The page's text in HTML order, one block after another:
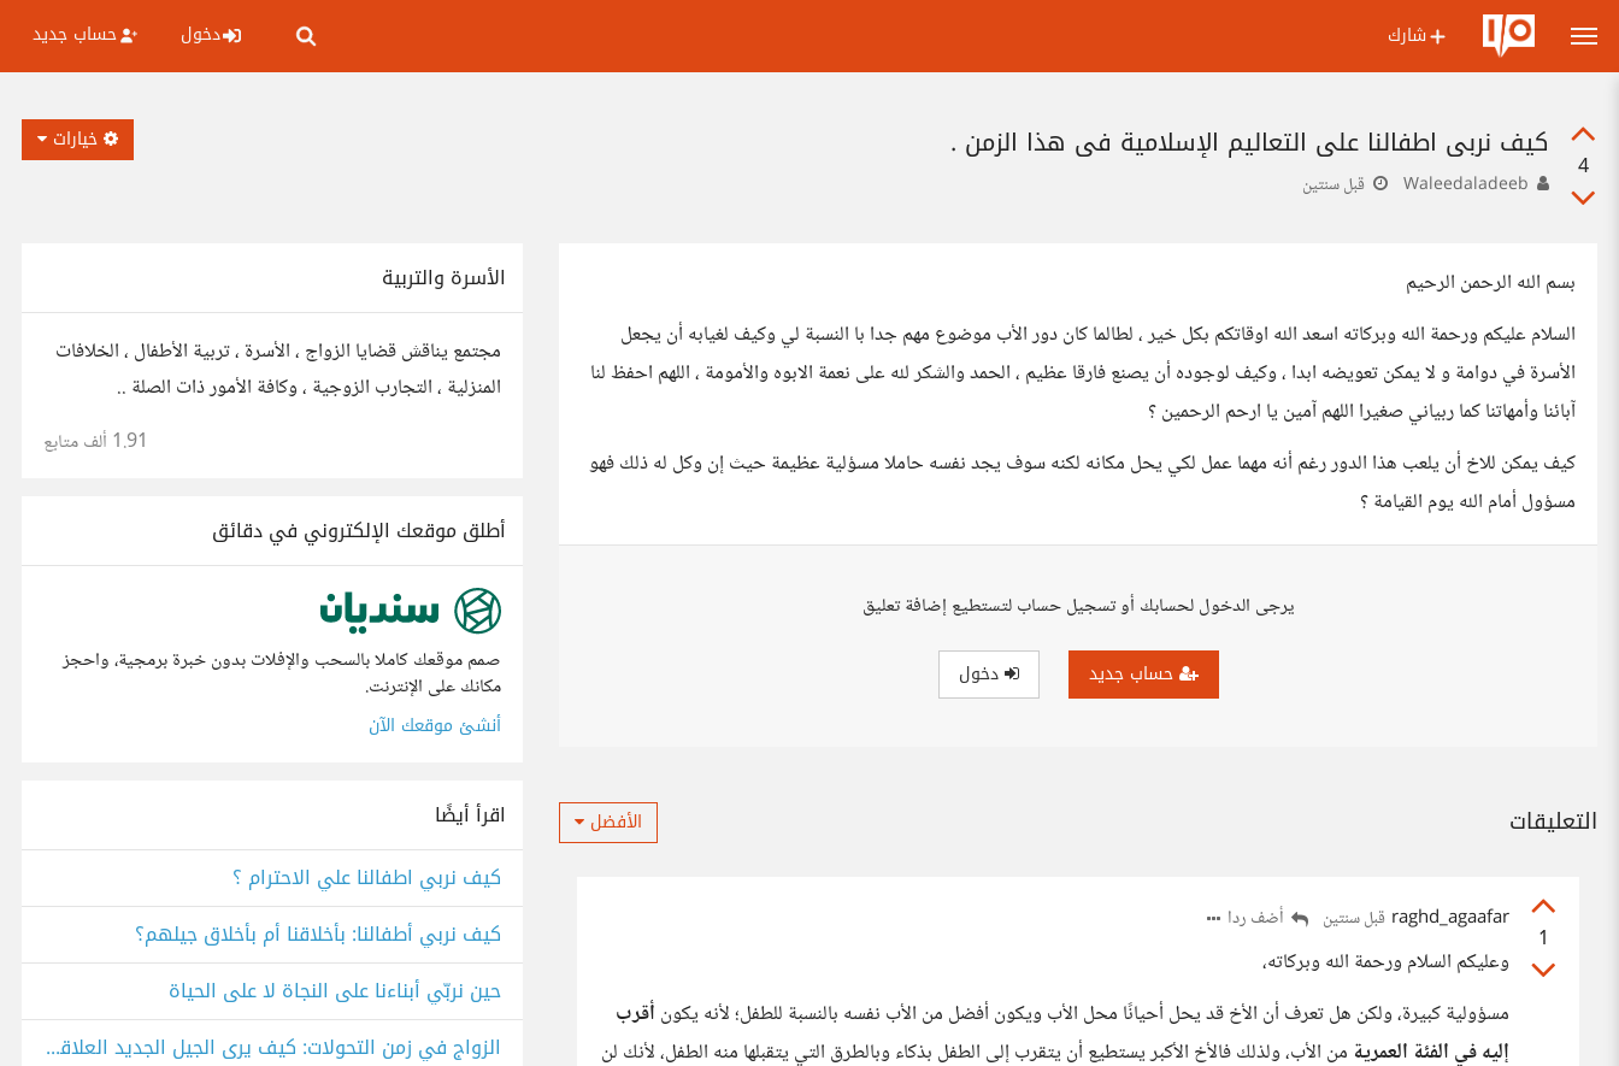
شارك دخول حساب جديد
4
كيف نربي اطفالنا على التعاليم الإسلامية في هذا الزمن .
قبل سنتين
خيارات
بسم الله الرحمن الرحيم
السلام عليكم ورحمة الله وبركاته اسعد الله اوقاتكم بكل خير ، لطالما كان دور الأب موضوع مهم جدا با النسبة لي وكيف لغيابه أن يجعل
الأسرة في دوامة و لا يمكن تعويضه ابدا ، وكيف لوجوده أن يصنع فارقا عظيم ، الحمد والشكر لله على نعمة الابوه والأمومة ، اللهم احفظ لنا
آبائنا وأمهاتنا كما ربياني صغيرا اللهم آمين يا ارحم الرحمين ؟
كيف يمكن للاخ أن يلعب هذا الدور رغم أنه مهما عمل لكي يحل مكانه لكنه سوف يجد نفسه حاملا مسؤلية عظيمة حيث إن وكل له ذلك فهو
مسؤول أمام الله يوم القيامة ؟
يرجى الدخول لحسابك أو تسجيل حساب لتستطيع إضافة تعليق
حساب جديد دخول
التعليقات الأفضل
1
raghd_agaafar قبل سنتين أضف ردا
وعليكم السلام ورحمة الله وبركاته،
مسؤولية كبيرة، ولكن هل تعرف أن الأخ قد يحل أحيانًا محل الأب ويكون أفضل من الأب نفسه بالنسبة للطفل؛ لأنه يكون أقرب
إليه في الفئة العمرية من الأب، ولذلك فالأخ الأكبر يستطيع أن يتقرب إلى الطفل بذكاء وبالطرق التي يتقبلها منه الطفل، لأنك لن
الأسرة والتربية
مجتمع يناقش قضايا الزواج ، الأسرة ، تربية الأطفال ، الخلافات
المنزلية ، التجارب الزوجية ، وكافة الأمور ذات الصلة ..
1.91 ألف متابع
أطلق موقعك الإلكتروني في دقائق
صمم موقعك كاملا بالسحب والإفلات بدون خبرة برمجية، واحجز
مكانك على الإنترنت.
أنشئ موقعك الآن
اقرأ أيضًا
كيف نربي اطفالنا علي الاحترام ؟
كيف نربي أطفالنا: بأخلاقنا أم بأخلاق جيلهم؟
حين نربّي أبناءنا على النجاة لا على الحياة
الزواج في زمن التحولات: كيف يرى الجيل الجديد العلاقة، الدور، والتربية؟